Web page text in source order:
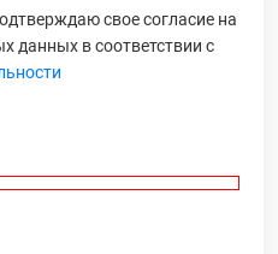
свое согласие на
данных в соответствии с